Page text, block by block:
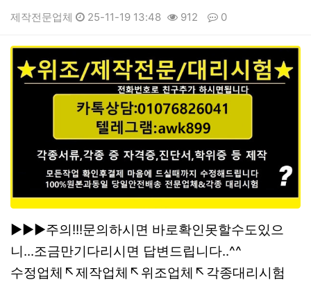
제작전문업체 25-11-19 13:48 912 0
본문
▶▶▶주의!!!문의하시면 바로확인못할수도있으
니...조금만기다리시면 답변드립니다..^^
수정업체↖제작업체↖위조업체↖각종대리시험